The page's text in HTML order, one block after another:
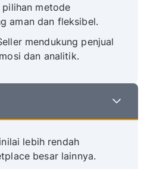
metode
aman dan fleksibel.
mendukung penjual
dan analitik.
lebih rendah
besar lainnya.